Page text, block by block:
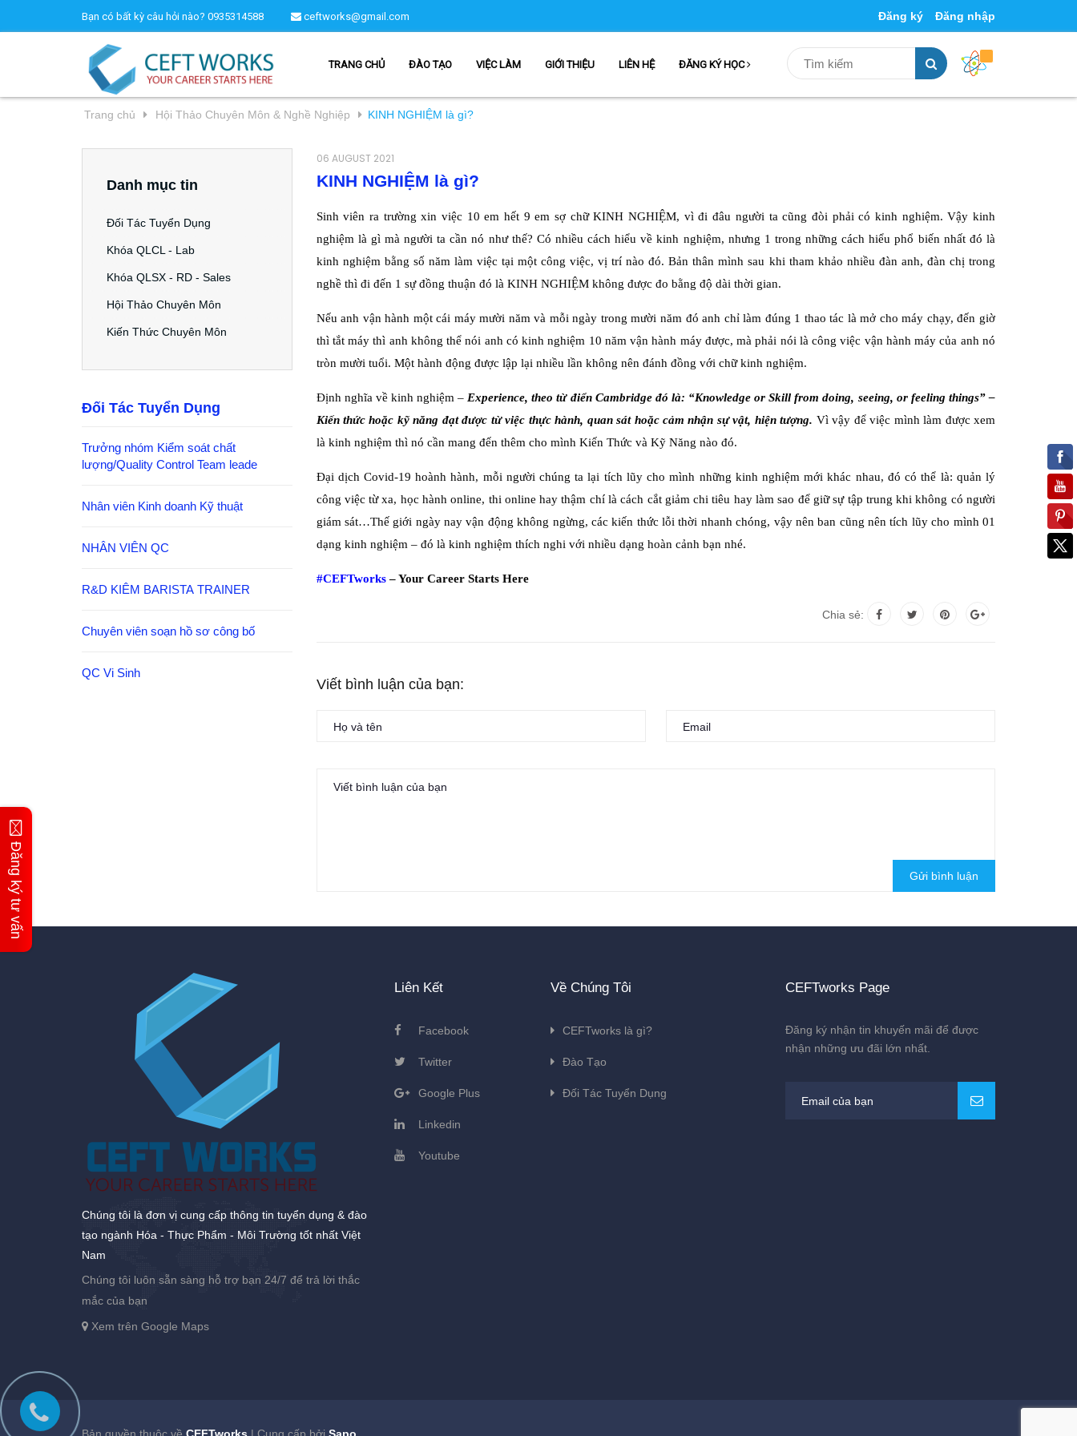
Bạn có bất kỳ câu hỏi nào? 0935314588 ceftworks@gmail.com Đăng ký Đăng nhập
TRANG CHỦ ĐÀO TẠO VIỆC LÀM GIỚI THIỆU LIÊN HỆ ĐĂNG KÝ HỌC
Trang chủ Hội Thảo Chuyên Môn & Nghề Nghiệp KINH NGHIỆM là gì?
06 AUGUST 2021
KINH NGHIỆM là gì?
Sinh viên ra trường xin việc 10 em hết 9 em sợ chữ KINH NGHIỆM, vì đi đâu người ta cũng đòi phải có kinh nghiệm. Vậy kinh
nghiệm là gì mà người ta cần nó như thế? Có nhiều cách hiểu về kinh nghiệm, nhưng 1 trong những cách hiểu phổ biến nhất đó là
kinh nghiệm bằng số năm làm việc tại một công việc, vị trí nào đó. Bản thân mình sau khi tham khảo nhiều đàn anh, đàn chị trong
nghề thì đi đến 1 sự đồng thuận đó là KINH NGHIỆM không được đo bằng độ dài thời gian.
Nếu anh vận hành một cái máy mười năm và mỗi ngày trong mười năm đó anh chỉ làm đúng 1 thao tác là mở cho máy chạy, đến giờ
thì tắt máy thì anh không thể nói anh có kinh nghiệm 10 năm vận hành máy được, mà phải nói là công việc vận hành máy của anh nó
tròn mười tuổi. Một hành động được lập lại nhiều lần không nên đánh đồng với chữ kinh nghiệm.
Định nghĩa về kinh nghiệm – Experience, theo từ điển Cambridge đó là: “Knowledge or Skill from doing, seeing, or feeling things” –
Kiến thức hoặc kỹ năng đạt được từ việc thực hành, quan sát hoặc cảm nhận sự vật, hiện tượng. Vì vậy để việc mình làm được xem
là kinh nghiệm thì nó cần mang đến thêm cho mình Kiến Thức và Kỹ Năng nào đó.
Đại dịch Covid-19 hoành hành, mỗi người chúng ta lại tích lũy cho mình những kinh nghiệm mới khác nhau, đó có thể là: quản lý
công việc từ xa, học hành online, thi online hay thậm chí là cách cắt giảm chi tiêu hay làm sao để giữ sự tập trung khi không có người
giám sát…Thế giới ngày nay vận động không ngừng, các kiến thức lỗi thời nhanh chóng, vậy nên ban cũng nên tích lũy cho mình 01
dạng kinh nghiệm – đó là kinh nghiệm thích nghi với nhiều dạng hoàn cảnh bạn nhé.
#CEFTworks– Your Career Starts Here
Chia sẻ:
Viết bình luận của bạn:
Gửi bình luận
Danh mục tin
Đối Tác Tuyển Dụng
Khóa QLCL - Lab
Khóa QLSX - RD - Sales
Hội Thảo Chuyên Môn
Kiến Thức Chuyên Môn
Đối Tác Tuyển Dụng
Trưởng nhóm Kiểm soát chất
lượng/Quality Control Team leade
Nhân viên Kinh doanh Kỹ thuật
NHÂN VIÊN QC
R&D KIÊM BARISTA TRAINER
Chuyên viên soạn hồ sơ công bố
QC Vi Sinh
Chúng tôi là đơn vị cung cấp thông tin tuyển dụng & đào
tạo ngành Hóa - Thực Phẩm - Môi Trường tốt nhất Việt
Nam
Chúng tôi luôn sẵn sàng hỗ trợ bạn 24/7 để trả lời thắc
mắc của bạn
Xem trên Google Maps
Liên Kết
Facebook
Twitter
Google Plus
Linkedin
Youtube
Về Chúng Tôi
CEFTworks là gì?
Đào Tạo
Đối Tác Tuyển Dụng
CEFTworks Page
Đăng ký nhận tin khuyến mãi để được
nhận những ưu đãi lớn nhất.
Đăng ký tư vấn